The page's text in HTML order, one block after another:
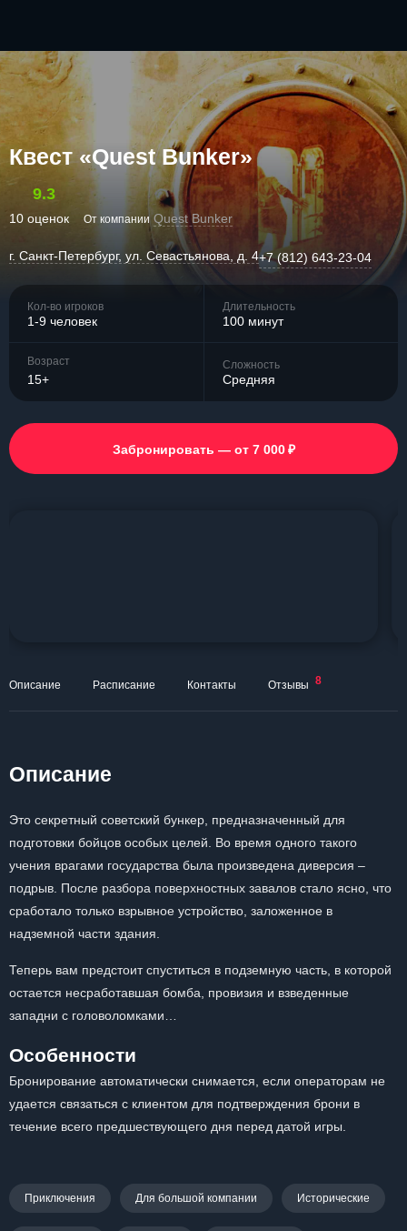
Квест «Quest Bunker»
9.3
10 оценок От компании Quest Bunker
г. Санкт-Петербург, ул. Севастьянова, д. 4+7 (812) 643-23-04
Кол-во игроков
1-9 человек
Длительность
100 минут
Возраст
15+
Сложность
Средняя
Забронировать — от 7 000 ₽
Описание Расписание Контакты Отзывы 8
Описание
Это секретный советский бункер, предназначенный для
подготовки бойцов особых целей. Во время одного такого
учения врагами государства была произведена диверсия –
подрыв. После разбора поверхностных завалов стало ясно, что
сработало только взрывное устройство, заложенное в
надземной части здания.
Теперь вам предстоит спуститься в подземную часть, в которой
остается несработавшая бомба, провизия и взведенные
западни с головоломками…
Особенности
Бронирование автоматически снимается, если операторам не
удается связаться с клиентом для подтверждения брони в
течение всего предшествующего дня перед датой игры.
Приключения Для большой компании Исторические